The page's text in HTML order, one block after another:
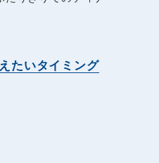
たいタイミング